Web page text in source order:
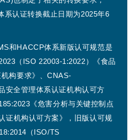
系认证转换截止日期为2025年6
和HACCP体系新版认可规范是
（ISO 22003-1:2022）《食品
构要求》、CNAS-
安全管理体系认证机构认可方
《危害分析与关键控制点
证机构认可方案》，旧版认可规
（ISO/TS